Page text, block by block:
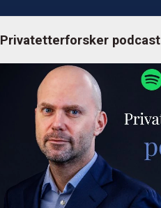
Privatetterforsker podcast